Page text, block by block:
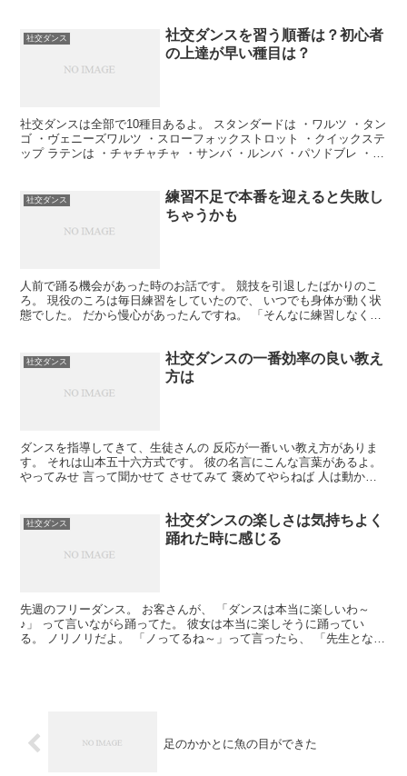
社交ダンス
社交ダンスを習う順番は？初心者
の上達が早い種目は？
社交ダンスは全部で10種目あるよ。 スタンダードは ・ワルツ ・タン
ゴ ・ヴェニーズワルツ ・スローフォックストロット ・クイックステ
ップ ラテンは ・チャチャチャ ・サンバ ・ルンバ ・パソドブレ ・ジ
社交ダンス
練習不足で本番を迎えると失敗し
ちゃうかも
人前で踊る機会があった時のお話です。 競技を引退したばかりのこ
ろ。 現役のころは毎日練習をしていたので、 いつでも身体が動く状
態でした。 だから慢心があったんですね。 「そんなに練習しなくて
社交ダンス
社交ダンスの一番効率の良い教え
方は
ダンスを指導してきて、生徒さんの 反応が一番いい教え方がありま
す。 それは山本五十六方式です。 彼の名言にこんな言葉があるよ。
やってみせ 言って聞かせて させてみて 褒めてやらねば 人は動かじ
社交ダンス
社交ダンスの楽しさは気持ちよく
踊れた時に感じる
先週のフリーダンス。 お客さんが、 「ダンスは本当に楽しいわ～
♪」 って言いながら踊ってた。 彼女は本当に楽しそうに踊ってい
る。 ノリノリだよ。 「ノってるね～」って言ったら、 「先生となら
足のかかとに魚の目ができた